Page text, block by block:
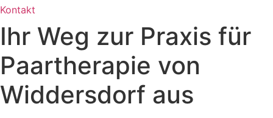
Kontakt
Ihr Weg zur Praxis für
Paartherapie von
Widdersdorf aus